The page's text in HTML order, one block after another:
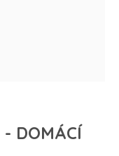
DOMÁCÍ